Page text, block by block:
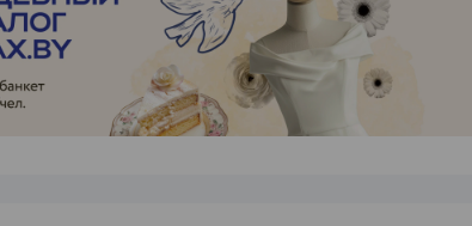
ЭФФЕКТИВНАЯ РЕКЛАМА НА САЙТЕ